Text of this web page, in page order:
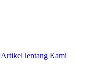
ArtikelTentang Kami